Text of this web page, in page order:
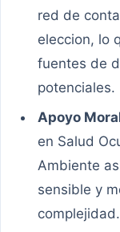
red de
eleccion, lo
fuentes de
potenciales.
Apoyo
en Salud
Ambiente
sensible y
complejidad.